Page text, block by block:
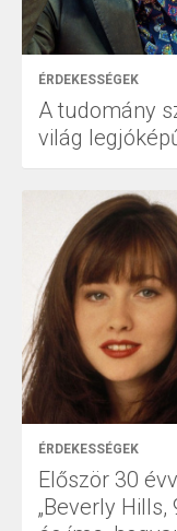
ÉRDEKESSÉGEK
A tudomány
világ
ÉRDEKESSÉGEK
Először 30
„Beverly